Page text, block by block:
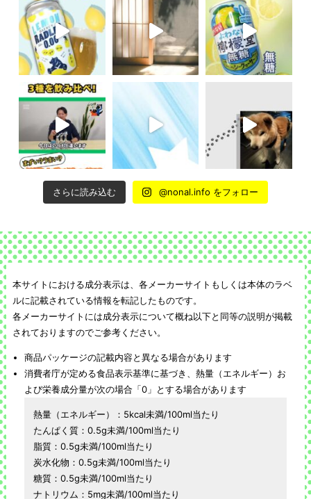
さらに読み込む @nonal.info をフォロー
本サイトにおける成分表示は、各メーカーサイトもしくは本体のラベ
ルに記載されている情報を転記したものです。
各メーカーサイトには成分表示について概ね以下と同等の説明が掲載
されておりますのでご参考ください。
商品パッケージの記載内容と異なる場合があります
消費者庁が定める食品表示基準に基づき、熱量（エネルギー）お
よび栄養成分量が次の場合「0」とする場合があります
熱量（エネルギー）：5kcal未満/100ml当たり
たんぱく質：0.5g未満/100ml当たり
脂質：0.5g未満/100ml当たり
炭水化物：0.5g未満/100ml当たり
糖質：0.5g未満/100ml当たり
ナトリウム：5mg未満/100ml当たり